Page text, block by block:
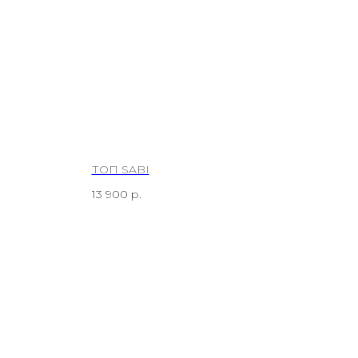
ТОП SABI
13 900 р.